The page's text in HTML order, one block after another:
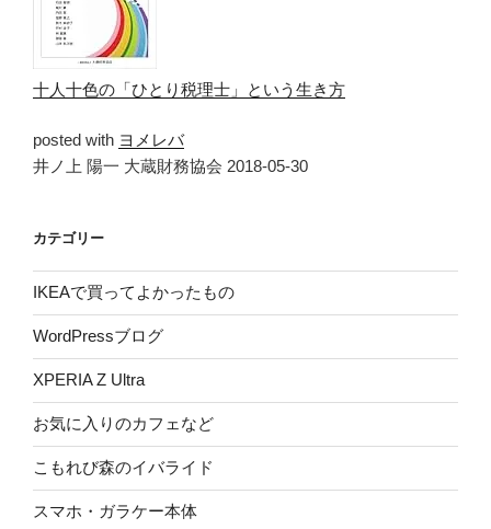
十人十色の「ひとり税理士」という生き方
posted with ヨメレバ
井ノ上 陽一 大蔵財務協会 2018-05-30
カテゴリー
IKEAで買ってよかったもの
WordPressブログ
XPERIA Z Ultra
お気に入りのカフェなど
こもれび森のイバライド
スマホ・ガラケー本体